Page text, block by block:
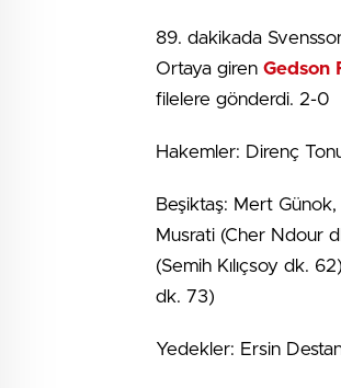
89. dakikada
Ortaya giren Gedson
filelere gönderdi. 2-0
Hakemler: Direnç
Beşiktaş: Mert
Musrati (Cher Ndour
(Semih Kılıçsoy dk.
dk. 73)
Yedekler: Ersin